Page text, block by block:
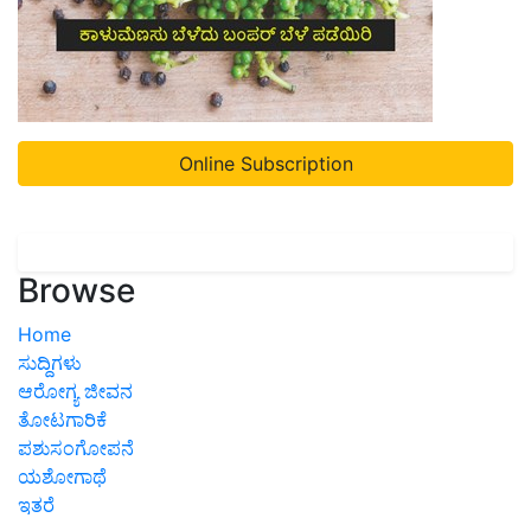
Online Subscription
Browse
Home
ಸುದ್ದಿಗಳು
ಆರೋಗ್ಯ ಜೀವನ
ತೋಟಗಾರಿಕೆ
ಪಶುಸಂಗೋಪನೆ
ಯಶೋಗಾಥೆ
ಇತರೆ